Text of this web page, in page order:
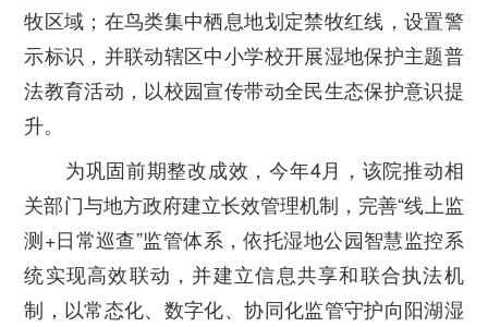
牧区域；在鸟类集中栖息地划定禁牧红线，设置警
示标识，并联动辖区中小学校开展湿地保护主题普
法教育活动，以校园宣传带动全民生态保护意识提
升。
为巩固前期整改成效，今年4月，该院推动相
关部门与地方政府建立长效管理机制，完善“线上监
测+日常巡查”监管体系，依托湿地公园智慧监控系
统实现高效联动，并建立信息共享和联合执法机
制，以常态化、数字化、协同化监管守护向阳湖湿